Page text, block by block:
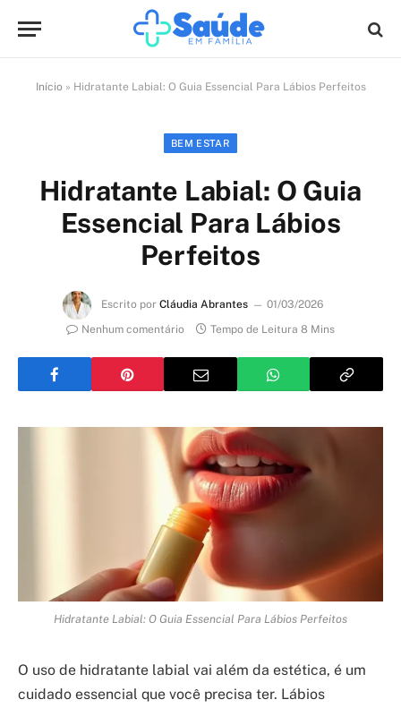
Início » Hidratante Labial: O Guia Essencial Para Lábios Perfeitos
BEM ESTAR
Hidratante Labial: O Guia
Essencial Para Lábios
Perfeitos
Escrito por Cláudia Abrantes
01/03/2026
Nenhum comentário
Tempo de Leitura 8 Mins
Hidratante Labial: O Guia Essencial Para Lábios Perfeitos
O uso de hidratante labial vai além da estética, é um
cuidado essencial que você precisa ter. Lábios